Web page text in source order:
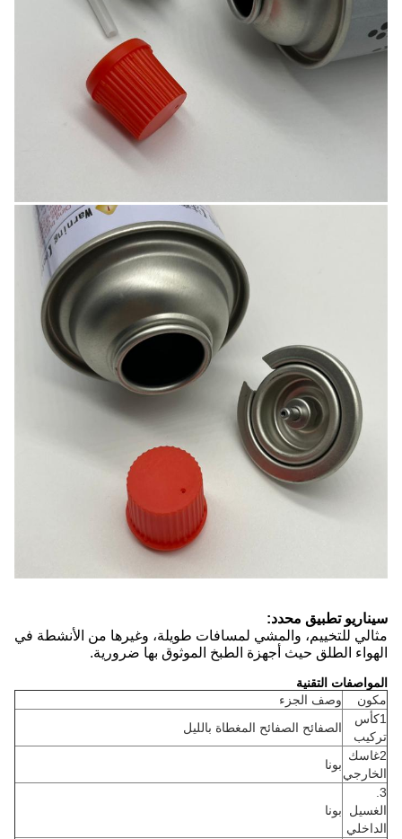
سيناريو تطبيق محدد:
مثالي للتخييم، والمشي لمسافات طويلة، وغيرها من الأنشطة في
الهواء الطلق حيث أجهزة الطبخ الموثوق بها ضرورية.
المواصفات التقنية
مكون
وصف الجزء
1كأس
تركيب
الصفائح الصفائح المغطاة بالليل
2غاسك
الخارجي
بونا
الغسيل
الداخلي
بونا